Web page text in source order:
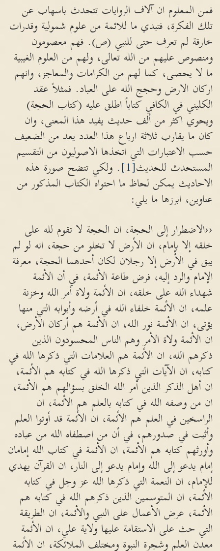
فمن المعلوم ان آلاف الروايات تتحدث باسهاب عن
تلك الفكرة، فتبدي ما للائمة من علوم شمولية وقدرات
خارقة لم تعرف حتى للنبي (ص). فهم معصومون
ومنصوص عليهم من الله تعالى، ولهم من العلوم الغيبية
ما لا يحصى، كما لهم من الكرامات والمعاجز، وانهم
اركان الارض وحجج الله على العباد. فمثلاً عقد
الكليني في الكافي كتاباً اطلق عليه (كتاب الحجة)
ويحوي اكثر من ألف حديث يفيد هذا المعنى، وان
كان ما يقارب ثلاثة ارباع هذا العدد يعد من الضعيف
حسب الاعتبارات التي اتخذها الاصوليون من التقسيم
المستحدث للحديث[1]
. ولكي تتضح صورة هذه
الاحاديث يمكن لحاظ ما احتواه الكتاب المذكور من
عناوين، ابرزها ما يلي:
‹‹الاضطرار إلى الحجة، ان الحجة لا تقوم لله على
خلقه إلا بإمام، ان الأرض لا تخلو من حجة، انه لو لم
يبق في الأرض إلا رجلان لكان أحدهما الحجة، معرفة
الإمام والرد إليه، فرض طاعة الأئمة، في أن الأئمة
شهداء الله على خلقه، ان الأئمة ولاة أمر الله وخزنة
علمه، ان الأئمة خلفاء الله في أرضه وأبوابه التي منها
يؤتى، ان الأئمة نور الله، ان الأئمة هم أركان الأرض،
ان الأئمة ولاة الأمر وهم الناس المحسودون الذين
ذكرهم الله، ان الأئمة هم العلامات التي ذكرها الله في
كتابه، ان الآيات التي ذكرها الله في كتابه هم الأئمة،
ان أهل الذكر الذين أمر الله الخلق بسؤالهم هم الأئمة،
ان من وصفه الله في كتابه بالعلم هم الأئمة، ان
الراسخين في العلم هم الأئمة، ان الأئمة قد أوتوا العلم
وأثبت في صدورهم، في أن من اصطفاه الله من عباده
وأورثهم كتابه هم الأئمة، ان الأئمة في كتاب الله إمامان
إمام يدعو إلى الله وإمام يدعو إلى النار، ان القرآن يهدي
للإمام، ان النعمة التي ذكرها الله عز وجل في كتابه
الأئمة، ان المتوسمين الذين ذكرهم الله في كتابه هم
الأئمة، عرض الأعمال على النبي والأئمة، ان الطريقة
التي حث على الاستقامة عليها ولاية علي، ان الأئمة
معدن العلم وشجرة النبوة ومختلف الملائكة، ان الأئمة